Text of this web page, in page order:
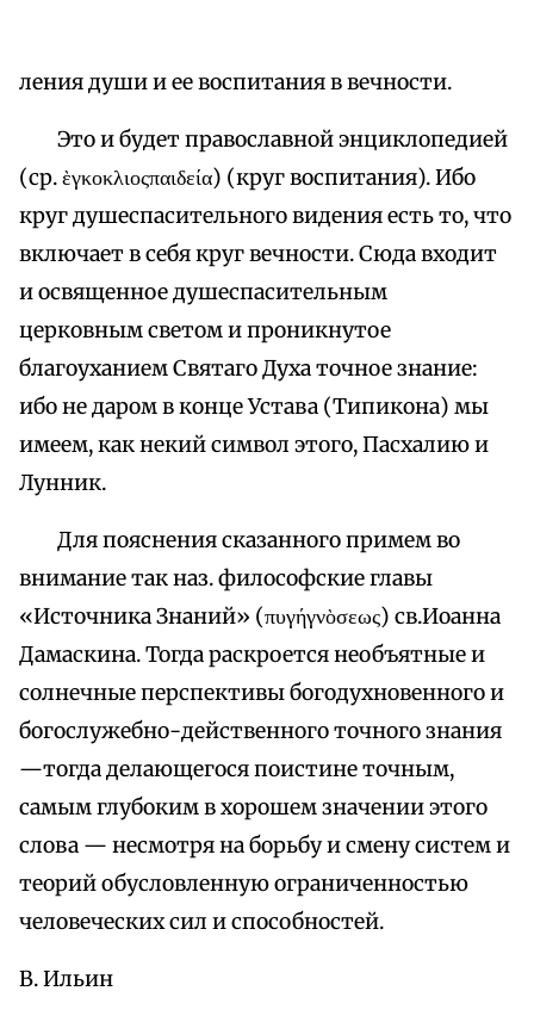
ления души и ее воспитания в вечности.
Это и будет православной энциклопедией
(ср. ὲγκοκλιοςπαιδεία) (круг воспитания). Ибо
круг душеспасительного видения есть то, что
включает в себя круг вечности. Сюда входит
и освященное душеспасительным
церковным светом и проникнутое
благоуханием Святаго Духа точное знание:
ибо не даром в конце Устава (Типикона) мы
имеем, как некий символ этого, Пасхалию и
Лунник.
Для пояснения сказанного примем во
внимание так наз. философские главы
«Источника Знаний» (πυγήγνὸσεως) св.Иоанна
Дамаскина. Тогда раскроется необъятные и
солнечные перспективы богодухновенного и
богослужебно-действенного точного знания
—тогда делающегося поистине точным,
самым глубоким в хорошем значении этого
слова — несмотря на борьбу и смену систем и
теорий обусловленную ограниченностью
человеческих сил и способностей.
В. Ильин